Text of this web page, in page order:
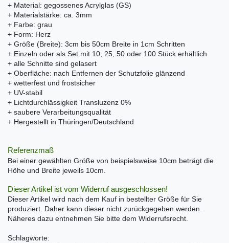
+ Material: gegossenes Acrylglas (GS)
+ Materialstärke: ca. 3mm
+ Farbe: grau
+ Form: Herz
+ Größe (Breite): 3cm bis 50cm Breite in 1cm Schritten
+ Einzeln oder als Set mit 10, 25, 50 oder 100 Stück erhältlich
+ alle Schnitte sind gelasert
+ Oberfläche: nach Entfernen der Schutzfolie glänzend
+ wetterfest und frostsicher
+ UV-stabil
+ Lichtdurchlässigkeit Transluzenz 0%
+ saubere Verarbeitungsqualität
+ Hergestellt in Thüringen/Deutschland
Referenzmaß
Bei einer gewählten Größe von beispielsweise 10cm beträgt die
Höhe und Breite jeweils 10cm.
Dieser Artikel ist vom Widerruf ausgeschlossen!
Dieser Artikel wird nach dem Kauf in bestellter Größe für Sie
produziert. Daher kann dieser nicht zurückgegeben werden.
Näheres dazu entnehmen Sie bitte dem Widerrufsrecht.
Schlagworte: